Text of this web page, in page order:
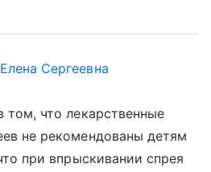
Сергеевна
том, что лекарственные
не рекомендованы детям
при впрыскивании спрея